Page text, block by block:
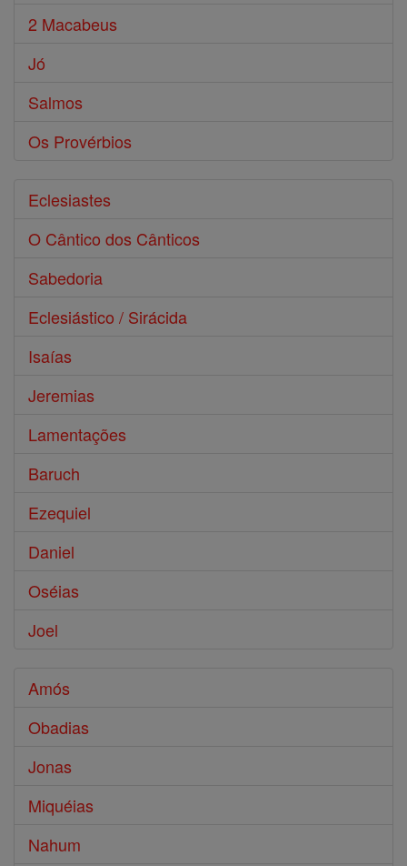
2 Macabeus
Jó
Salmos
Os Provérbios
Eclesiastes
O Cântico dos Cânticos
Sabedoria
Eclesiástico / Sirácida
Isaías
Jeremias
Lamentações
Baruch
Ezequiel
Daniel
Oséias
Joel
Amós
Obadias
Jonas
Miquéias
Nahum